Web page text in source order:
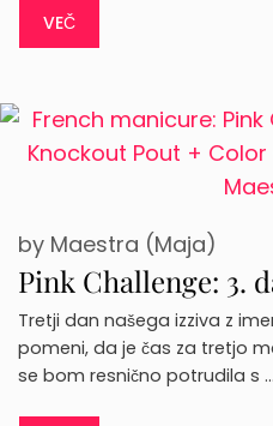
VEČ
Pink Challenge: 3.
by Maestra (Maja)
Tretji dan našega izziva z
pomeni, da je čas za tretjo
se bom resnično potrudila s …